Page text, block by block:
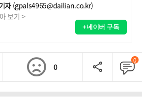
자 (gpals4965@dailian.co.kr)
보기 >
+네이버 구독
0
0